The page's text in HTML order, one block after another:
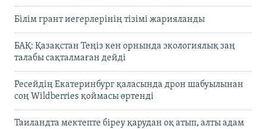
Білім грант иегерлерінің тізімі жарияланды
БАҚ: Қазақстан Теңіз кен орнында экологиялық заң
талабы сақталмаған дейді
Ресейдің Екатеринбург қаласында дрон шабуылынан
соң Wildberries қоймасы өртенді
Таиландта мектепте біреу қарудан оқ атып, алты адам